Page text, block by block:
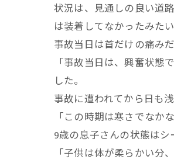
状況は、見通しの良い道
は装着してなかったみたい
事故当日は首だけの痛み
「事故当日は、興奮状
した。
事故に遭われてから日も
「この時期は寒さでなか
9歳の息子さんの状態は
「子供は体が柔らかい分